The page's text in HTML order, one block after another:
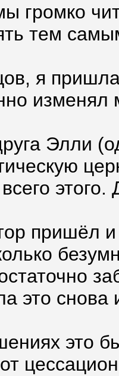
громко
тем
я
Элли
пришёл
это снова
это